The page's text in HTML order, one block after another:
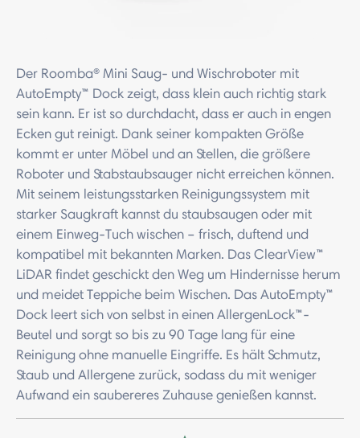
Der Roomba® Mini Saug- und Wischroboter mit
AutoEmpty™ Dock zeigt, dass klein auch richtig stark
sein kann. Er ist so durchdacht, dass er auch in engen
Ecken gut reinigt. Dank seiner kompakten Größe
kommt er unter Möbel und an Stellen, die größere
Roboter und Stabstaubsauger nicht erreichen können.
Mit seinem leistungsstarken Reinigungssystem mit
starker Saugkraft kannst du staubsaugen oder mit
einem Einweg-Tuch wischen – frisch, duftend und
kompatibel mit bekannten Marken. Das ClearView™
LiDAR findet geschickt den Weg um Hindernisse herum
und meidet Teppiche beim Wischen. Das AutoEmpty™
Dock leert sich von selbst in einen AllergenLock™-
Beutel und sorgt so bis zu 90 Tage lang für eine
Reinigung ohne manuelle Eingriffe. Es hält Schmutz,
Staub und Allergene zurück, sodass du mit weniger
Aufwand ein saubereres Zuhause genießen kannst.